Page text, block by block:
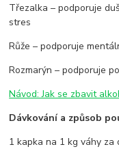
Třezalka – podporuje
stres
Růže – podporuje
Rozmarýn – podporuje
Návod: Jak se zbavit
Dávkování a způsob
1 kapka na 1 kg váhy